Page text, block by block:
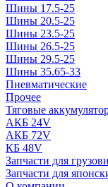
Шины 17.5-25
Шины 20.5-25
Шины 23.5-25
Шины 26.5-25
Шины 29.5-25
Шины 35.65-33
Пневматические
Прочее
Тяговые
АКБ 24V
АКБ 72V
КБ 48V
Запчасти для
Запчасти для